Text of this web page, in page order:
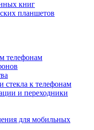
книг
планшетов
телефонам
стекла к телефонам
и переходники
для мобильных